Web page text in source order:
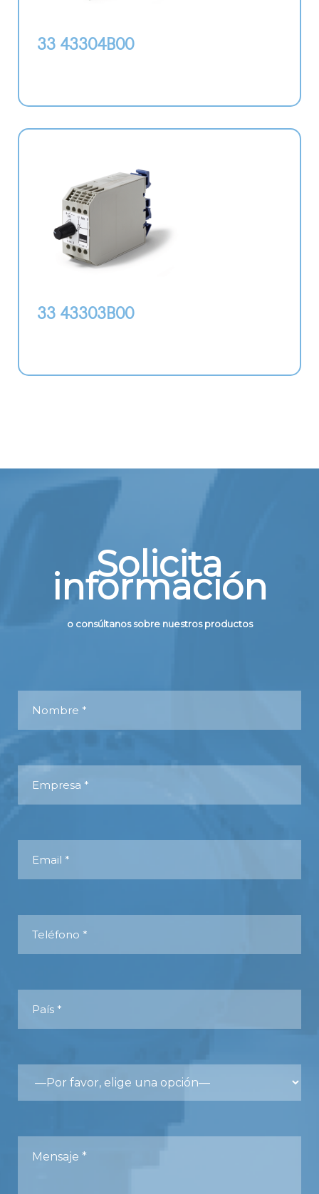
33 43304B00
33 43303B00
Solicita
información
o consúltanos sobre nuestros productos